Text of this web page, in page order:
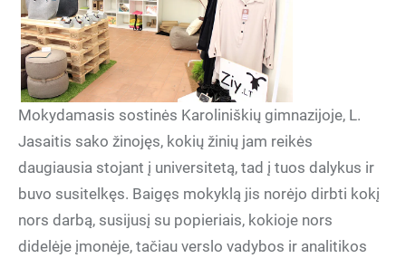
Mokydamasis sostinės Karoliniškių gimnazijoje, L.
Jasaitis sako žinojęs, kokių žinių jam reikės
daugiausia stojant į universitetą, tad į tuos dalykus ir
buvo susitelkęs. Baigęs mokyklą jis norėjo dirbti kokį
nors darbą, susijusį su popieriais, kokioje nors
didelėje įmonėje, tačiau verslo vadybos ir analitikos